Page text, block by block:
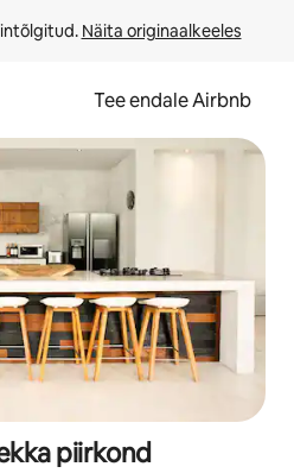
Näita originaalkeeles
Tee endale Airbnb
piirkond